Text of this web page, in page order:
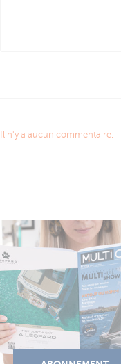
Il n'y a aucun commentaire.